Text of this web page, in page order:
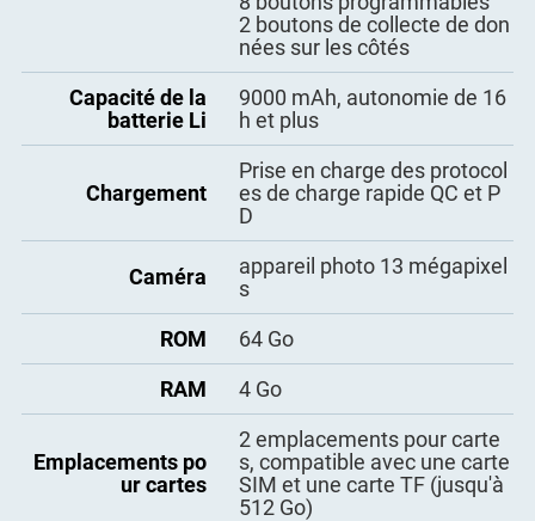
2 boutons de collecte de don
nées sur les côtés
Capacité de la
batterie Li
9000 mAh, autonomie de 16
h et plus
Chargement
Prise en charge des protocol
es de charge rapide QC et P
D
Caméra
appareil photo 13 mégapixel
s
ROM
64 Go
RAM
4 Go
Emplacements po
ur cartes
2 emplacements pour carte
s, compatible avec une carte
SIM et une carte TF (jusqu'à
512 Go)
1
câble USB
1
1
Batterie
1
démarrage rapide
1